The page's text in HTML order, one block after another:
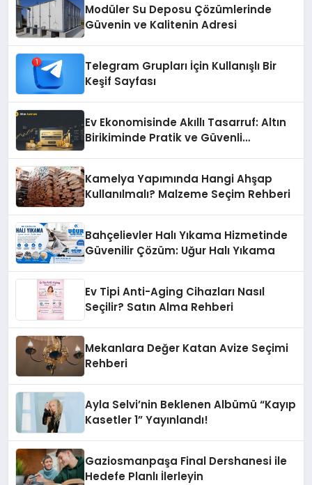
Modüler Su Deposu Çözümlerinde
Güvenin ve Kalitenin Adresi
Telegram Grupları İçin Kullanışlı Bir
Keşif Sayfası
Ev Ekonomisinde Akıllı Tasarruf: Altın
Birikiminde Pratik ve Güvenli
Kamelya Yapımında Hangi Ahşap
Kullanılmalı? Malzeme Seçim Rehberi
Bahçelievler Halı Yıkama Hizmetinde
Güvenilir Çözüm: Uğur Halı Yıkama
Ev Tipi Anti-Aging Cihazları Nasıl
Seçilir? Satın Alma Rehberi
Mekanlara Değer Katan Avize Seçimi
Rehberi
Ayla Selvi’nin Beklenen Albümü “Kayıp
Kasetler 1” Yayınlandı!
Gaziosmanpaşa Final Dershanesi ile
Hedefe Planlı İlerleyin